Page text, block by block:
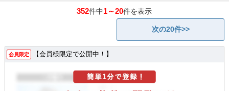
352件中1～20件を表示
次の20件>>
会員限定 【会員様限定で公開中！】